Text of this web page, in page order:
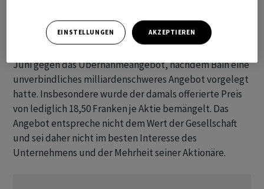
"angemessen" sei.
Juni gegen das Übernahmeangebot, nachdem Bain eine
unverbindliches milliardenschweres Angebot vorgelegt
hatte. Insbesondere wurde der damals offerierte Preis
von lediglich 18,50 Franken je Aktie bemängelt. Das
Angebot entspreche nicht dem Wert der Gesellschaft
und sei daher nicht im besten Interesse des
Unternehmens und der Mehrheit seiner Aktionäre.
EINSTELLUNGEN AKZEPTIEREN